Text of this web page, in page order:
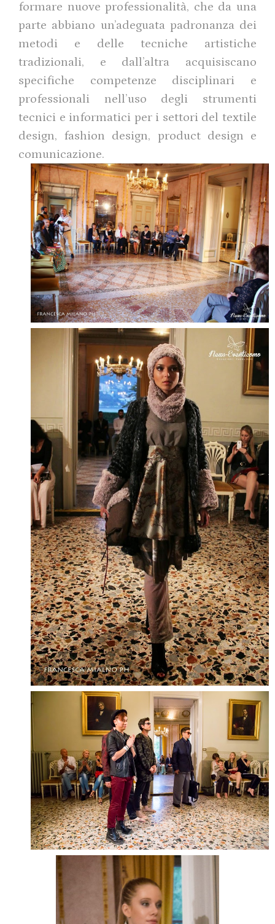
formare nuove professionalità, che da una
parte abbiano un’adeguata padronanza dei
metodi e delle tecniche artistiche
tradizionali, e dall’altra acquisiscano
specifiche competenze disciplinari e
professionali nell’uso degli strumenti
tecnici e informatici per i settori del textile
design, fashion design, product design e
comunicazione.